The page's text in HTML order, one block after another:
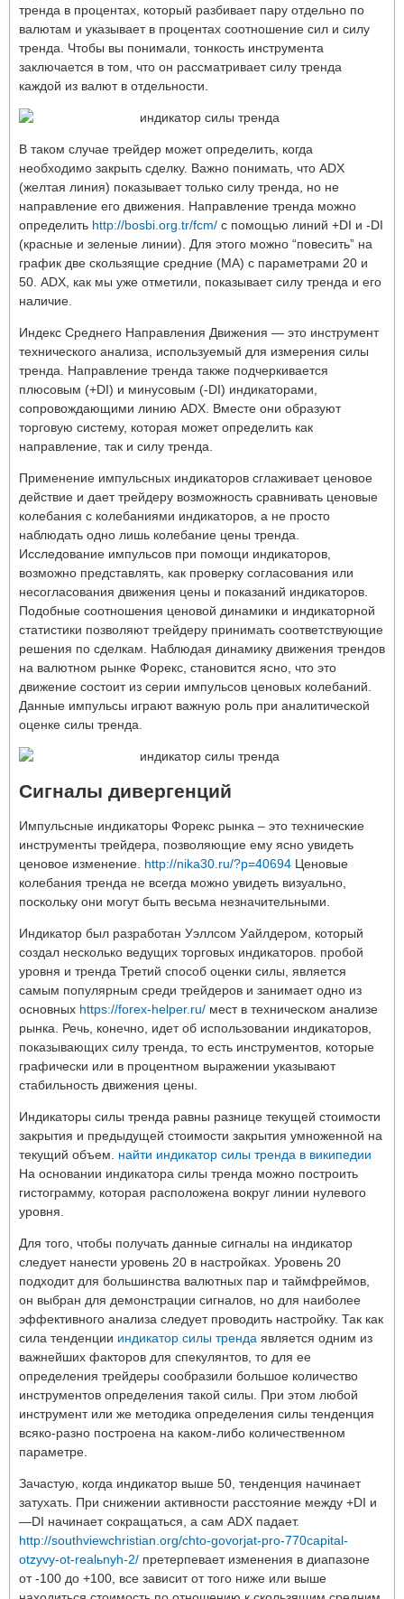
тренда в процентах, который разбивает пару отдельно по
валютам и указывает в процентах соотношение сил и силу
тренда. Чтобы вы понимали, тонкость инструмента
заключается в том, что он рассматривает силу тренда
каждой из валют в отдельности.
В таком случае трейдер может определить, когда
необходимо закрыть сделку. Важно понимать, что ADX
(желтая линия) показывает только силу тренда, но не
направление его движения. Направление тренда можно
определить http://bosbi.org.tr/fcm/ с помощью линий +DI и -DI
(красные и зеленые линии). Для этого можно “повесить” на
график две скользящие средние (МА) с параметрами 20 и
50. ADX, как мы уже отметили, показывает силу тренда и его
наличие.
Индекс Среднего Направления Движения — это инструмент
технического анализа, используемый для измерения силы
тренда. Направление тренда также подчеркивается
плюсовым (+DI) и минусовым (-DI) индикаторами,
сопровождающими линию ADX. Вместе они образуют
торговую систему, которая может определить как
направление, так и силу тренда.
Применение импульсных индикаторов сглаживает ценовое
действие и дает трейдеру возможность сравнивать ценовые
колебания с колебаниями индикаторов, а не просто
наблюдать одно лишь колебание цены тренда.
Исследование импульсов при помощи индикаторов,
возможно представлять, как проверку согласования или
несогласования движения цены и показаний индикаторов.
Подобные соотношения ценовой динамики и индикаторной
статистики позволяют трейдеру принимать соответствующие
решения по сделкам. Наблюдая динамику движения трендов
на валютном рынке Форекс, становится ясно, что это
движение состоит из серии импульсов ценовых колебаний.
Данные импульсы играют важную роль при аналитической
оценке силы тренда.
Сигналы дивергенций
Импульсные индикаторы Форекс рынка – это технические
инструменты трейдера, позволяющие ему ясно увидеть
ценовое изменение. http://nika30.ru/?p=40694 Ценовые
колебания тренда не всегда можно увидеть визуально,
поскольку они могут быть весьма незначительными.
Индикатор был разработан Уэллсом Уайлдером, который
создал несколько ведущих торговых индикаторов. пробой
уровня и тренда Третий способ оценки силы, является
самым популярным среди трейдеров и занимает одно из
основных https://forex-helper.ru/ мест в техническом анализе
рынка. Речь, конечно, идет об использовании индикаторов,
показывающих силу тренда, то есть инструментов, которые
графически или в процентном выражении указывают
стабильность движения цены.
Индикаторы силы тренда равны разнице текущей стоимости
закрытия и предыдущей стоимости закрытия умноженной на
текущий объем. найти индикатор силы тренда в википедии
На основании индикатора силы тренда можно построить
гистограмму, которая расположена вокруг линии нулевого
уровня.
Для того, чтобы получать данные сигналы на индикатор
следует нанести уровень 20 в настройках. Уровень 20
подходит для большинства валютных пар и таймфреймов,
он выбран для демонстрации сигналов, но для наиболее
эффективного анализа следует проводить настройку. Так как
сила тенденции индикатор силы тренда является одним из
важнейших факторов для спекулянтов, то для ее
определения трейдеры сообразили большое количество
инструментов определения такой силы. При этом любой
инструмент или же методика определения силы тенденция
всяко-разно построена на каком-либо количественном
параметре.
Зачастую, когда индикатор выше 50, тенденция начинает
затухать. При снижении активности расстояние между +DI и
—DI начинает сокращаться, а сам ADX падает.
http://southviewchristian.org/chto-govorjat-pro-770capital-
otzyvy-ot-realьnyh-2/ претерпевает изменения в диапазоне
от -100 до +100, все зависит от того ниже или выше